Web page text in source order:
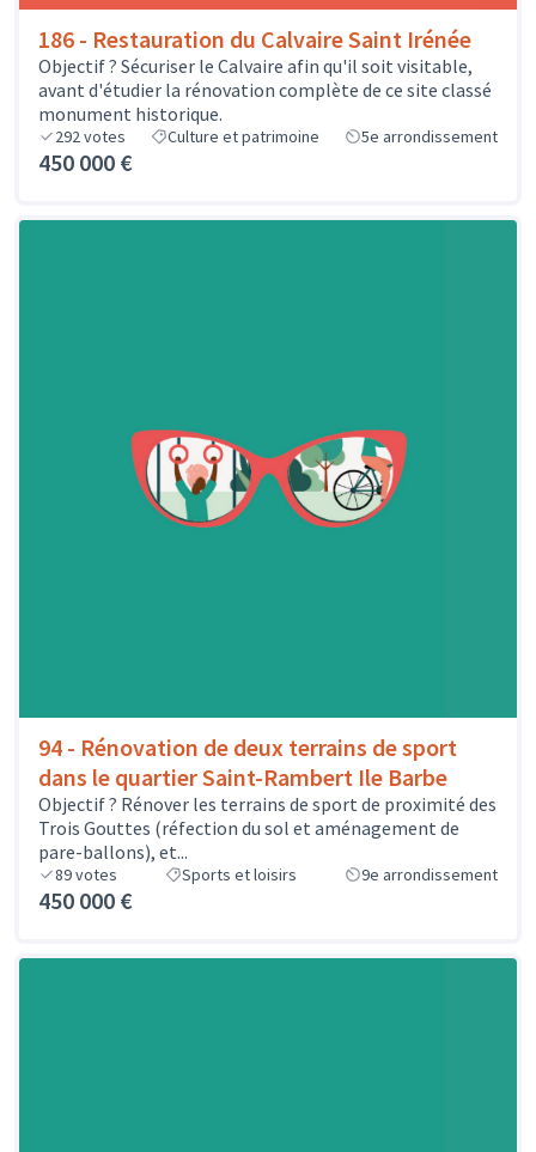
186 - Restauration du Calvaire Saint Irénée
Objectif ? Sécuriser le Calvaire afin qu'il soit visitable,
avant d'étudier la rénovation complète de ce site classé
monument historique.
292votes Culture et patrimoine 5e arrondissement
450 000 €
94 - Rénovation de deux terrains de sport
dans le quartier Saint-Rambert Ile Barbe
Objectif ? Rénover les terrains de sport de proximité des
Trois Gouttes (réfection du sol et aménagement de
pare-ballons), et...
89votes Sports et loisirs 9e arrondissement
450 000 €